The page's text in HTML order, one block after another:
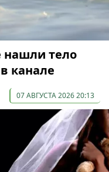
нашли тело
канале
07 АВГУСТА 2026 20:13